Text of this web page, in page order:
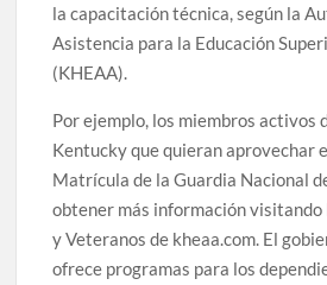
la capacitación técnica, según la
Asistencia para la Educación
(KHEAA).
Por ejemplo, los miembros activos
Kentucky que quieran aprovechar
Matrícula de la Guardia Nacional
obtener más información
y Veteranos de kheaa.com. El
ofrece programas para los